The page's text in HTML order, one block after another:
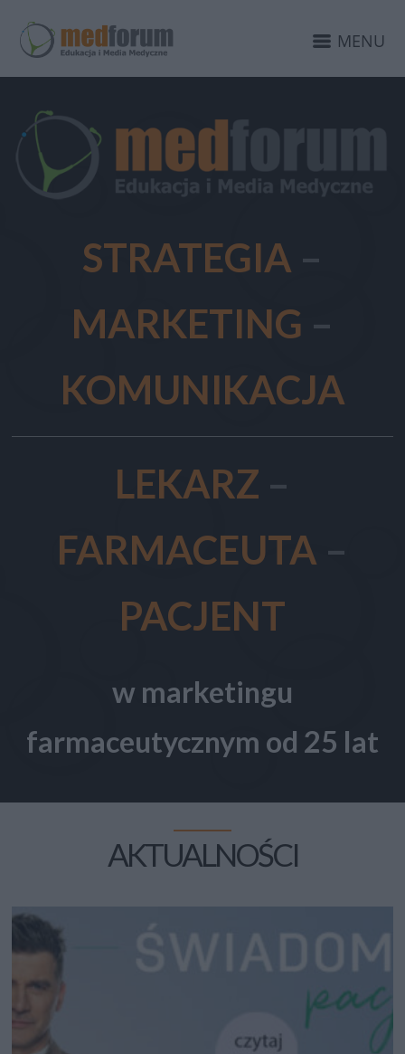
MENU
STRATEGIA –
MARKETING –
KOMUNIKACJA
LEKARZ –
FARMACEUTA –
PACJENT
w marketingu
farmaceutycznym od 25 lat
AKTUALNOŚCI